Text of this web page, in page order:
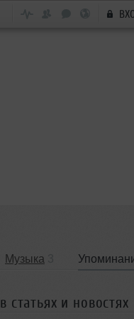
Музыка
статьях и новостях